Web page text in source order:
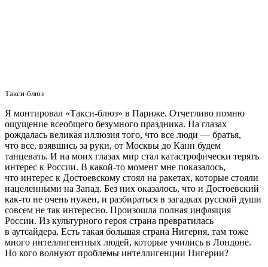
Такси-блюз
Я монтировал «Такси-блюз» в Париже. Отчетливо помню
ощущение всеобщего безумного праздника. На глазах
рождалась великая иллюзия того, что все люди — братья,
что все, взявшись за руки, от Москвы до Канн будем
танцевать. И на моих глазах мир стал катастрофически терять
интерес к России. В какой-то момент мне показалось,
что интерес к Достоевскому стоял на ракетах, которые стояли
нацеленными на Запад. Без них оказалось, что и Достоевский
как-то не очень нужен, и разбираться в загадках русской души
совсем не так интересно. Произошла полная инфляция
России. Из культурного героя страна превратилась
в аутсайдера. Есть такая большая страна Нигерия, там тоже
много интеллигентных людей, которые учились в Лондоне.
Но кого волнуют проблемы интеллигенции Нигерии?